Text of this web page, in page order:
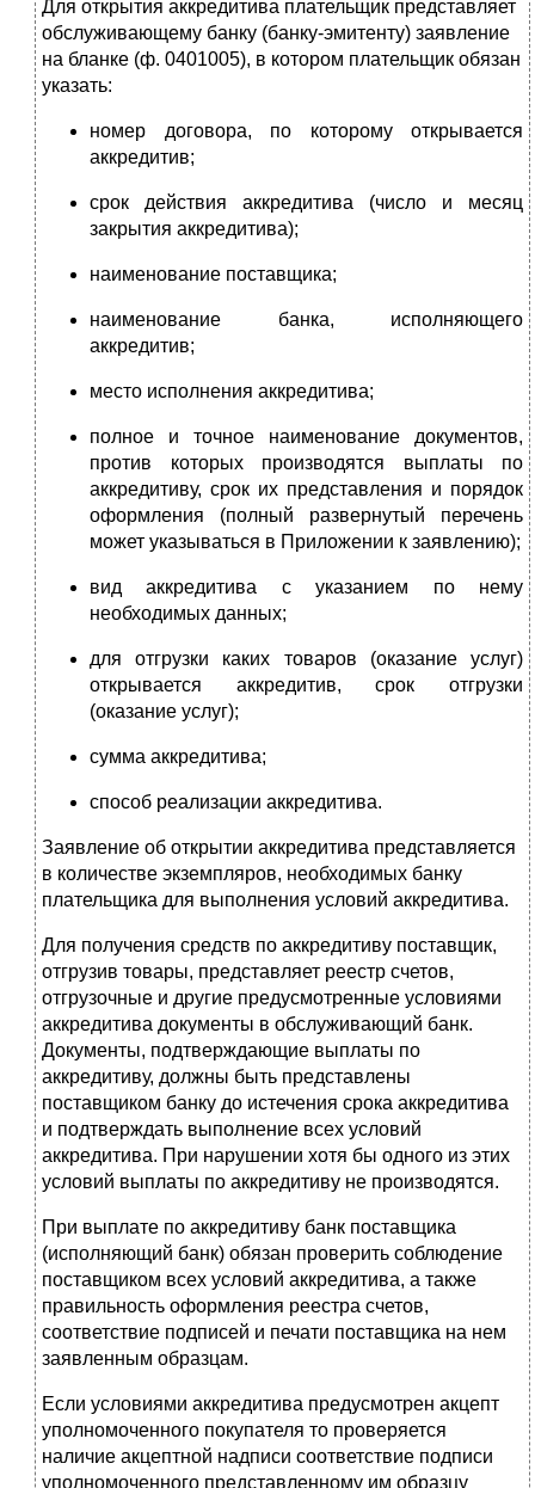
Для открытия аккредитива плательщик представляет
обслуживающему банку (банку-эмитенту) заявление
на бланке (ф. 0401005), в котором плательщик обязан
указать:
номер договора, по которому открывается
аккредитив;
срок действия аккредитива (число и месяц
закрытия аккредитива);
наименование поставщика;
наименование банка, исполняющего
аккредитив;
место исполнения аккредитива;
полное и точное наименование документов,
против которых производятся выплаты по
аккредитиву, срок их представления и порядок
оформления (полный развернутый перечень
может указываться в Приложении к заявлению);
вид аккредитива с указанием по нему
необходимых данных;
для отгрузки каких товаров (оказание услуг)
открывается аккредитив, срок отгрузки
(оказание услуг);
сумма аккредитива;
способ реализации аккредитива.
Заявление об открытии аккредитива представляется
в количестве экземпляров, необходимых банку
плательщика для выполнения условий аккредитива.
Для получения средств по аккредитиву поставщик,
отгрузив товары, представляет реестр счетов,
отгрузочные и другие предусмотренные условиями
аккредитива документы в обслуживающий банк.
Документы, подтверждающие выплаты по
аккредитиву, должны быть представлены
поставщиком банку до истечения срока аккредитива
и подтверждать выполнение всех условий
аккредитива. При нарушении хотя бы одного из этих
условий выплаты по аккредитиву не производятся.
При выплате по аккредитиву банк поставщика
(исполняющий банк) обязан проверить соблюдение
поставщиком всех условий аккредитива, а также
правильность оформления реестра счетов,
соответствие подписей и печати поставщика на нем
заявленным образцам.
Если условиями аккредитива предусмотрен акцепт
уполномоченного покупателя то проверяется
наличие акцептной надписи соответствие подписи
уполномоченного представленному им образцу